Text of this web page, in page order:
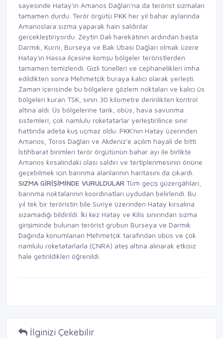
sayesinde Hatay'ın Amanos Dağları'na da terörist sızmaları
tamamen durdu. Terör örgütü PKK her yıl bahar aylarında
Amanoslara sızma yaparak hain saldırılar
gerçekleştiriyordu. Zeytin Dalı harekâtının ardından başta
Darmık, Kurni, Burseya ve Bak Ubasi Dağları olmak üzere
Hatay'ın Hassa ilçesine komşu bölgeler teröristlerden
tamamen temizlendi. Gizli tünelleri ve cephanelikleri imha
edildikten sonra Mehmetçik buraya kalıcı olarak yerleşti.
Zaman içerisinde bu bölgelere gözlem noktaları ve kalıcı üs
bölgeleri kuran TSK, sınırı 30 kilometre derinlikten kontrol
altına aldı. Üs bölgelerine tank, obüs, hava savunma
sistemleri, çok namlulu roketatarlar yerleştirilince sınır
hattında adeta kuş uçmaz oldu. PKK'nın Hatay üzerinden
Amanos, Toros Dağları ve Akdeniz'e açılım hayali de bitti.
İstihbarat birimleri terör örgütünün bahar ayı ile birlikte
Amanos kırsalındaki olası saldırı ve tertiplenmesinin önüne
geçebilmek için barınma alanlarının haritasını da çıkardı.
SIZMA GİRİŞİMİNDE VURULDULAR Tüm geçiş güzergâhları,
barınma noktalarının koordinatları uydudan belirlendi. Bu
yıl tek bir teröristin bile Suriye üzerinden Hatay kırsalına
sızamadığı bildirildi. İki kez Hatay ve Kilis sınırından sızma
girişiminde bulunan terörist grubun Burseya ve Darmık
Dağında konumlanan Mehmetçik tarafından obüs ve çok
namlulu roketatarlarla (ÇNRA) ateş altına alınarak etkisiz
hale getirildikleri öğrenildi.
İlginizi Çekebilir